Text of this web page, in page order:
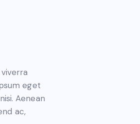
eget
Aenean
ac,